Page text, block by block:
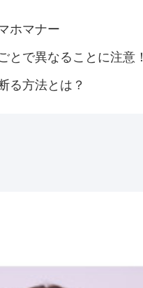
ホマナー
とで異なることに注意！
る方法とは？